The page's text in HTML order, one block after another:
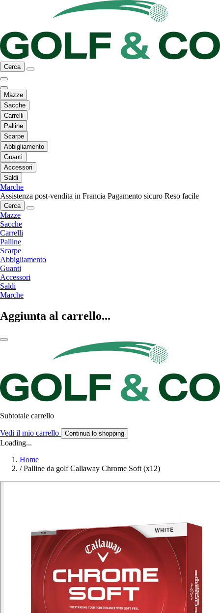
Cerca
Mazze
Sacche
Carrelli
Palline
Scarpe
Abbigliamento
Guanti
Accessori
Saldi
Marche
Assistenza post-vendita in Francia Pagamento sicuro Reso facile
Cerca
Mazze
Sacche
Carrelli
Palline
Scarpe
Abbigliamento
Guanti
Accessori
Saldi
Marche
Aggiunta al carrello...
Subtotale carrello
Vedi il mio carrello Continua lo shopping
Loading...
Home
/ Palline da golf Callaway Chrome Soft (x12)